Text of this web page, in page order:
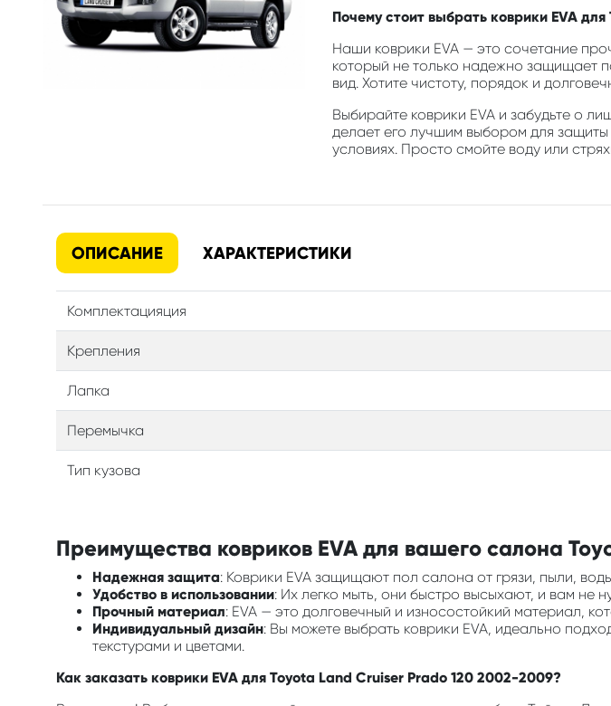
Почему стоит выбрать коврики EVA
Наши коврики EVA — это сочетание
который не только надежно защищает
вид. Хотите чистоту, порядок и
Выбирайте коврики EVA и забудьте о
делает его лучшим выбором для
условиях. Просто смойте воду или
ОПИСАНИЕ ХАРАКТЕРИСТИКИ
Комплектацияция
Крепления
Лапка
Перемычка
Тип кузова
Преимущества ковриков EVA для вашего салона
Надежная защита: Коврики EVA защищают пол салона от грязи, пыли,
Удобство в использовании: Их легко мыть, они быстро высыхают, и вам не
Прочный материал: EVA — это долговечный и износостойкий материал,
Индивидуальный дизайн: Вы можете выбрать коврики EVA, идеально
текстурами и цветами.
Как заказать коврики EVA для Toyota Land Cruiser Prado 120 2002-2009?